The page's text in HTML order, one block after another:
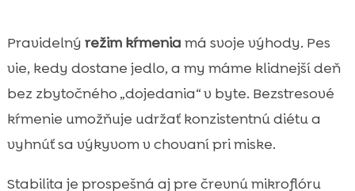
Pravidelný režim kŕmenia má svoje výhody. Pes
vie, kedy dostane jedlo, a my máme klidnejší deň
bez zbytočného „dojedania“ v byte. Bezstresové
kŕmenie umožňuje udržať konzistentnú diétu a
vyhnúť sa výkyvom v chovaní pri miske.
Stabilita je prospešná aj pre črevnú mikroflóru